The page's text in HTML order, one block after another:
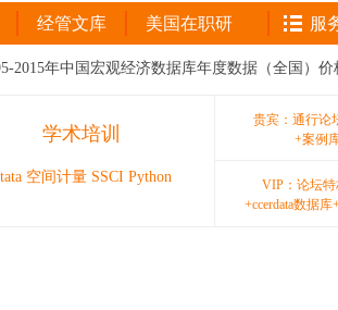
经管文库 美国在职研 服
2015年中国宏观经济数据库年度数据（全国）价
学术培训
空间计量 SSCI Python
贵宾：通行论
+案例
VIP：论坛
+ccerdata数据